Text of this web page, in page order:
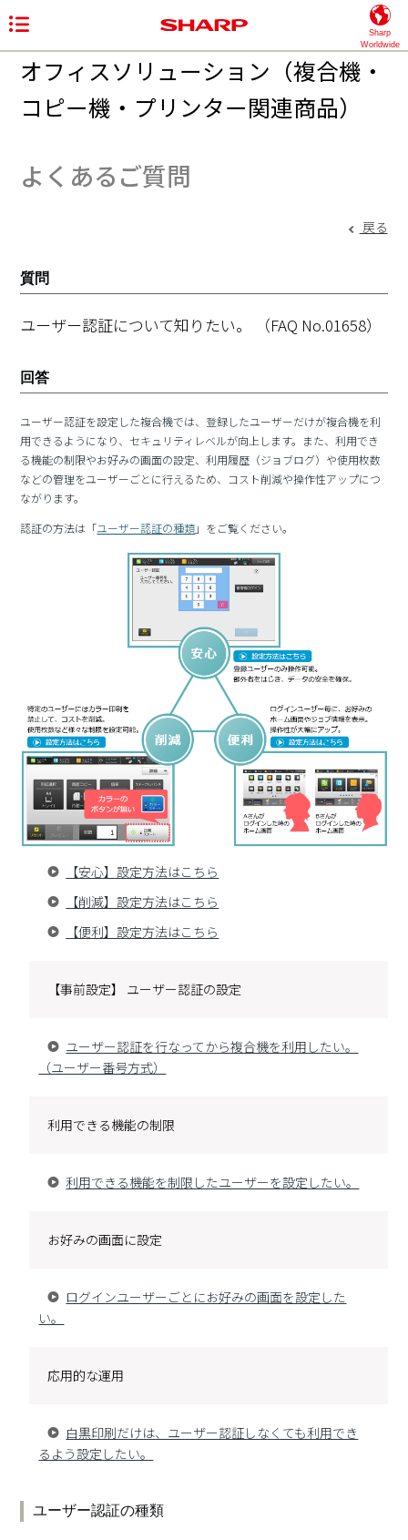
Sharp
Worldwide
オフィスソリューション（複合機・
コピー機・プリンター関連商品）
よくあるご質問
戻る
質問
ユーザー認証について知りたい。 （FAQ No.01658）
回答
ユーザー認証を設定した複合機では、登録したユーザーだけが複合機を利
用できるようになり、セキュリティレベルが向上します。また、利用でき
る機能の制限やお好みの画面の設定、利用履歴（ジョブログ）や使用枚数
などの管理をユーザーごとに行えるため、コスト削減や操作性アップにつ
ながります。
認証の方法は「ユーザー認証の種類」をご覧ください。
【安心】設定方法はこちら
【削減】設定方法はこちら
【便利】設定方法はこちら
【事前設定】 ユーザー認証の設定
ユーザー認証を行なってから複合機を利用したい。
（ユーザー番号方式）
利用できる機能の制限
利用できる機能を制限したユーザーを設定したい。
お好みの画面に設定
ログインユーザーごとにお好みの画面を設定した
い。
応用的な運用
白黒印刷だけは、ユーザー認証しなくても利用でき
るよう設定したい。
ユーザー認証の種類